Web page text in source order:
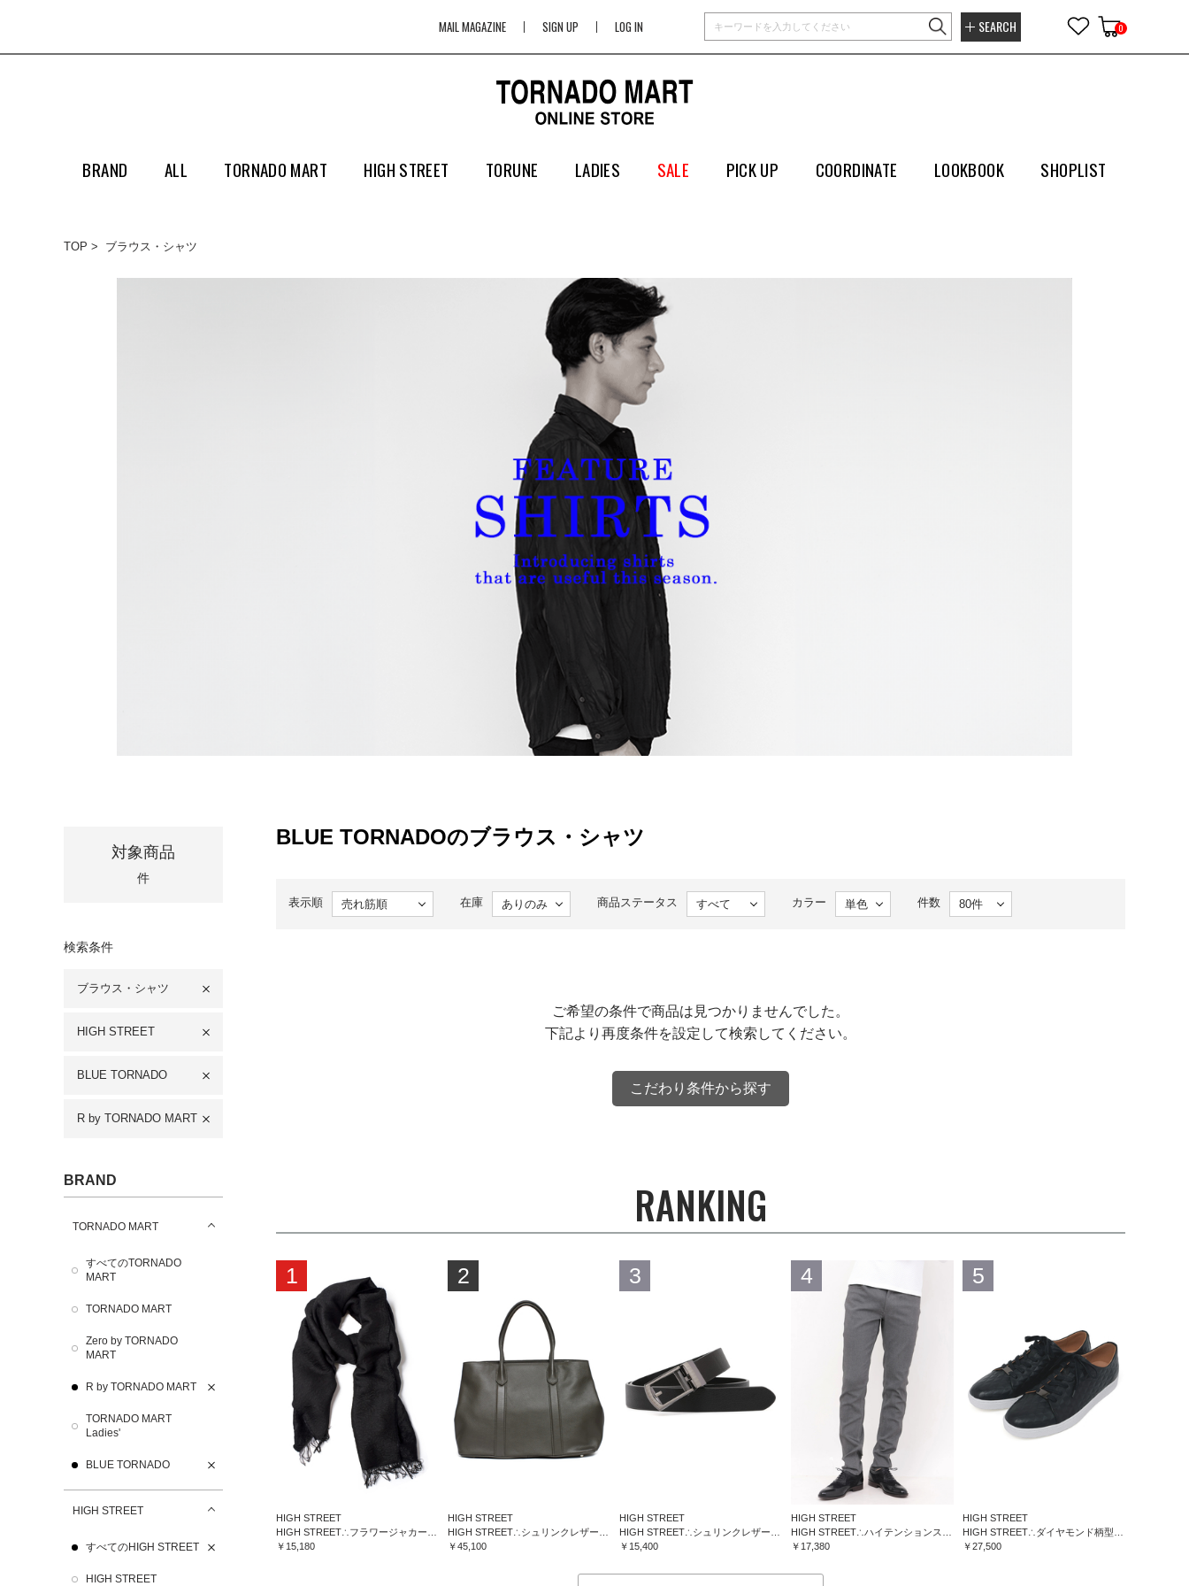
MAIL MAGAZINE SIGN UP LOG IN SEARCH 0
BRAND ALL TORNADO MART HIGH STREET TORUNE LADIES SALE PICK UP COORDINATE LOOKBOOK SHOPLIST
TOP ブラウス・シャツ
対象商品
件
検索条件
ブラウス・シャツ
HIGH STREET
BLUE TORNADO
R by TORNADO MART
BRAND
TORNADO MART
すべてのTORNADO
MART
TORNADO MART
Zero by TORNADO
MART
R by TORNADO MART
TORNADO MART
Ladies'
BLUE TORNADO
HIGH STREET
すべてのHIGH STREET
HIGH STREET
BLUE TORNADOのブラウス・シャツ
表示順 在庫 商品ステータス カラー 件数
ご希望の条件で商品は見つかりませんでした。
下記より再度条件を設定して検索してください。
こだわり条件から探す
RANKING
1
HIGH STREET
￥15,180
2
HIGH STREET
￥45,100
3
HIGH STREET
￥15,400
4
HIGH STREET
￥17,380
5
HIGH STREET
￥27,500